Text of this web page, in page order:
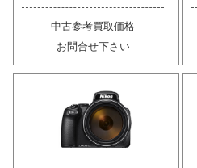
中古参考買取価格
お問合せ下さい